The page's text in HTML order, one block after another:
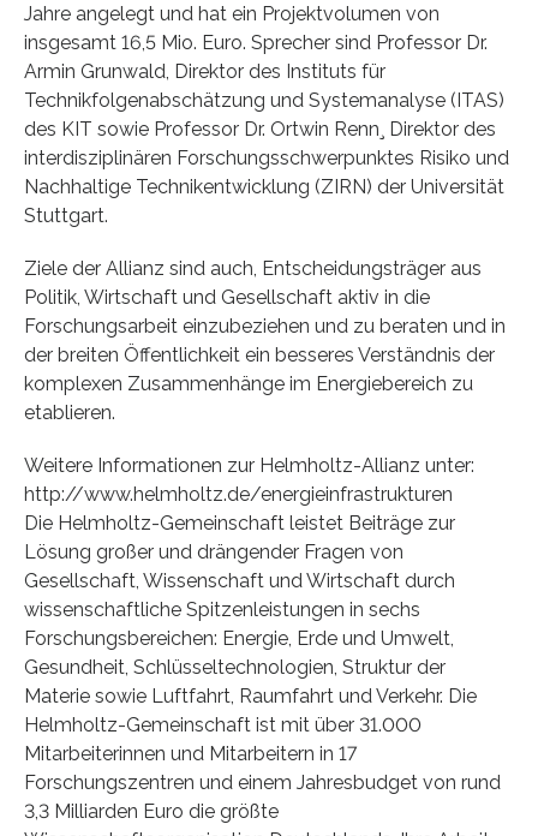
Jahre angelegt und hat ein Projektvolumen von
insgesamt 16,5 Mio. Euro. Sprecher sind Professor Dr.
Armin Grunwald, Direktor des Instituts für
Technikfolgenabschätzung und Systemanalyse (ITAS)
des KIT sowie Professor Dr. Ortwin Renn¸ Direktor des
interdisziplinären Forschungsschwerpunktes Risiko und
Nachhaltige Technikentwicklung (ZIRN) der Universität
Stuttgart.
Ziele der Allianz sind auch, Entscheidungsträger aus
Politik, Wirtschaft und Gesellschaft aktiv in die
Forschungsarbeit einzubeziehen und zu beraten und in
der breiten Öffentlichkeit ein besseres Verständnis der
komplexen Zusammenhänge im Energiebereich zu
etablieren.
Weitere Informationen zur Helmholtz-Allianz unter:
http://www.helmholtz.de/energieinfrastrukturen
Die Helmholtz-Gemeinschaft leistet Beiträge zur
Lösung großer und drängender Fragen von
Gesellschaft, Wissenschaft und Wirtschaft durch
wissenschaftliche Spitzenleistungen in sechs
Forschungsbereichen: Energie, Erde und Umwelt,
Gesundheit, Schlüsseltechnologien, Struktur der
Materie sowie Luftfahrt, Raumfahrt und Verkehr. Die
Helmholtz-Gemeinschaft ist mit über 31.000
Mitarbeiterinnen und Mitarbeitern in 17
Forschungszentren und einem Jahresbudget von rund
3,3 Milliarden Euro die größte